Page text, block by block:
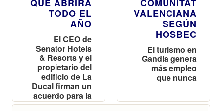
QUE ABRIRÁ
TODO EL
AÑO
El CEO de
Senator Hotels
& Resorts y el
propietario del
edificio de La
Ducal firman un
acuerdo para la
explotación del
COMUNITAT
VALENCIANA
SEGÚN
HOSBEC
El turismo en
Gandia genera
más empleo
que nunca